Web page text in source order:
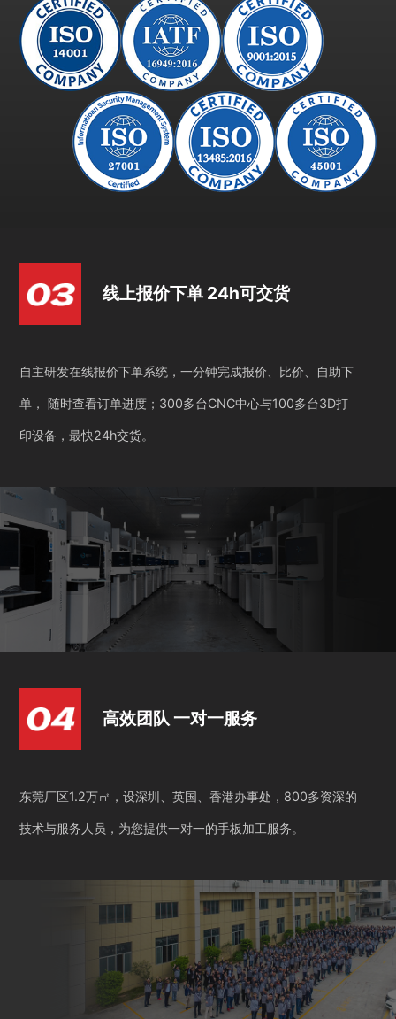
线上报价下单 24h可交货
自主研发在线报价下单系统，一分钟完成报价、比价、自助下
单， 随时查看订单进度；300多台CNC中心与100多台3D打
印设备，最快24h交货。
高效团队 一对一服务
东莞厂区1.2万㎡，设深圳、英国、香港办事处，800多资深的
技术与服务人员，为您提供一对一的手板加工服务。